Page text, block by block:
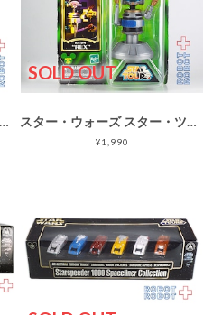
スター・ウォーズ スター・ツアーズ Star Tours 2002 wave3 R5-D2
SOLD OUT
スター・ウォーズ スター・ツアーズ 2002 wave1 RX-24 (REX) ※ダメージ
¥1,990